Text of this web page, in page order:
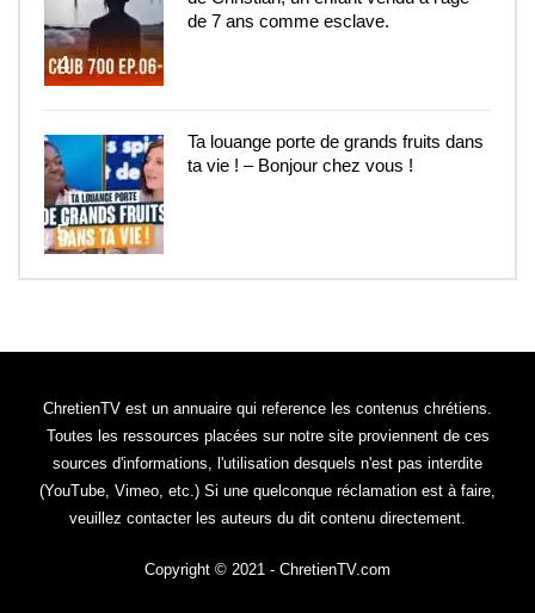
4
de 7 ans comme esclave.
5
Ta louange porte de grands fruits dans
ta vie ! – Bonjour chez vous !
ChretienTV est un annuaire qui reference les contenus chrétiens.
Toutes les ressources placées sur notre site proviennent de ces
sources d'informations, l'utilisation desquels n'est pas interdite
(YouTube, Vimeo, etc.) Si une quelconque réclamation est à faire,
veuillez contacter les auteurs du dit contenu directement.
Copyright © 2021 - ChretienTV.com